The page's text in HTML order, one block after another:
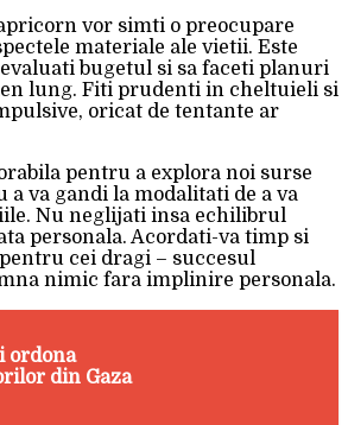
vor simti o preocupare
materiale ale vietii. Este
bugetul si sa faceti planuri
lung. Fiti prudenti in cheltuieli si
oricat de tentante ar
pentru a explora noi surse
a va gandi la modalitati de a va
Nu neglijati insa echilibrul
personala. Acordati-va timp si
cei dragi – succesul
nimic fara implinire personala.
ordona
din Gaza